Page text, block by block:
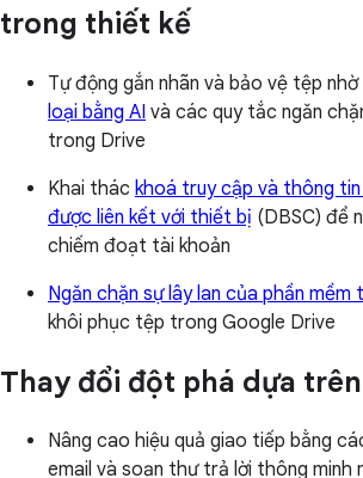
trong thiết kế
Tự động gắn nhãn và bảo vệ tệp
loại bằng AI và các quy tắc ngăn
trong Drive
Khai thác khoá truy cập và thông
được liên kết với thiết bị (DBSC) để
chiếm đoạt tài khoản
Ngăn chặn sự lây lan của phần mềm
khôi phục tệp trong Google Drive
Thay đổi đột phá dựa
Nâng cao hiệu quả giao tiếp bằng
email và soạn thư trả lời thông minh